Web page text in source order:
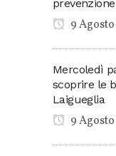
9
Mercoledì
scoprire le
Laigueglia
9